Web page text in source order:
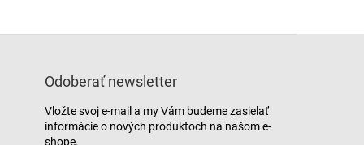
Odoberať newsletter
Vložte svoj e-mail a my Vám budeme zasielať
informácie o nových produktoch na našom e-
shope.